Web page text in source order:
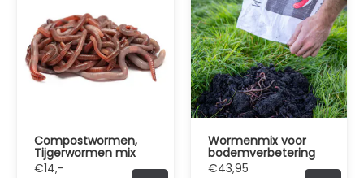
Compostwormen,
Tijgerwormen mix
€14,-
Wormenmix voor
bodemverbetering
€43,95